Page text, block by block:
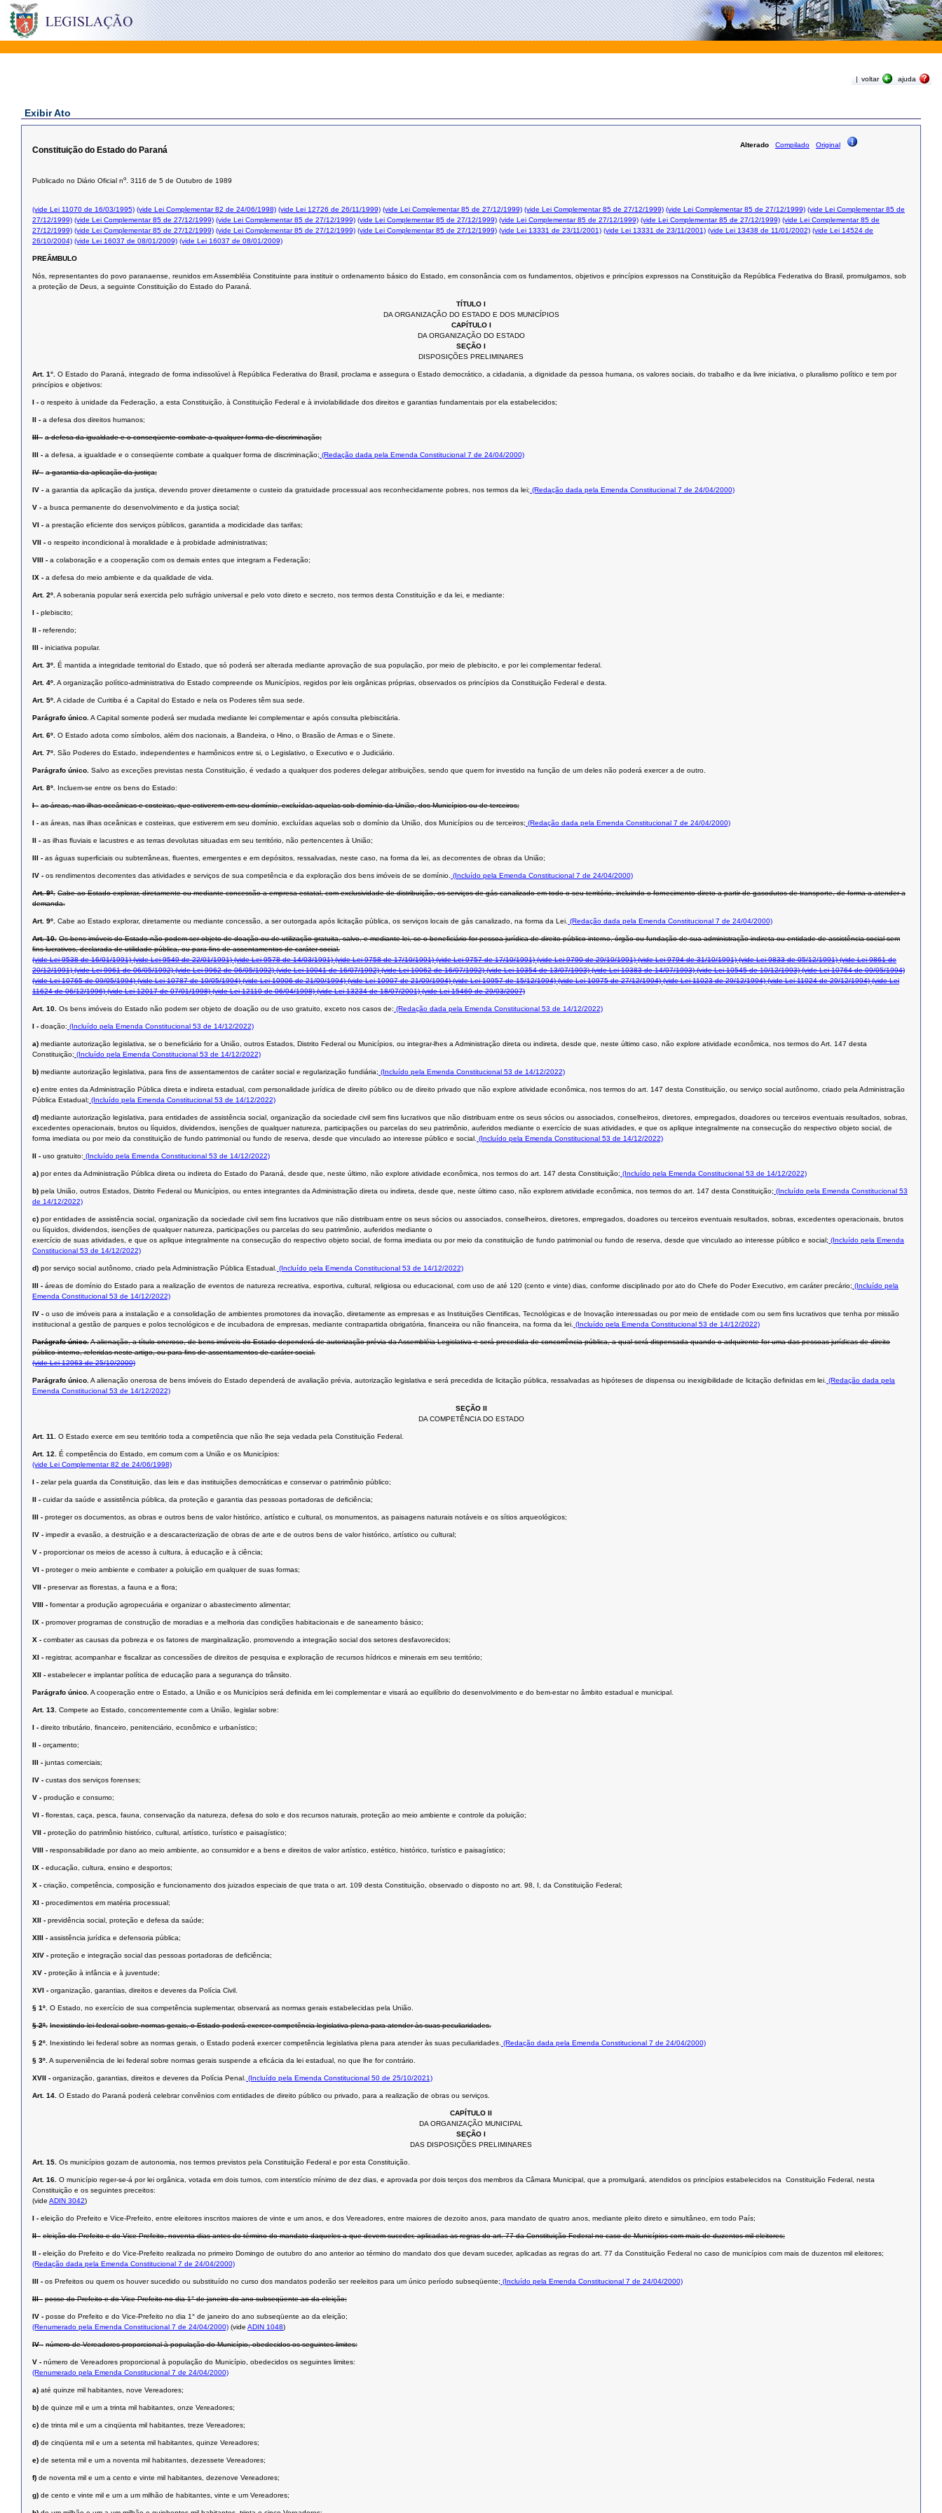
| voltar ajuda
Exibir Ato
Alterado Compilado Original
Constituição do Estado do Paraná
Publicado no Diário Oficial no. 3116 de 5 de Outubro de 1989
(vide Lei 11070 de 16/03/1995) (vide Lei Complementar 82 de 24/06/1998) (vide Lei 12726 de 26/11/1999) (vide Lei Complementar 85 de 27/12/1999) (vide Lei Complementar 85 de 27/12/1999) (vide Lei Complementar 85 de 27/12/1999) (vide Lei Complementar 85 de
27/12/1999) (vide Lei Complementar 85 de 27/12/1999) (vide Lei Complementar 85 de 27/12/1999) (vide Lei Complementar 85 de 27/12/1999) (vide Lei Complementar 85 de 27/12/1999) (vide Lei Complementar 85 de 27/12/1999) (vide Lei Complementar 85 de
27/12/1999) (vide Lei Complementar 85 de 27/12/1999) (vide Lei Complementar 85 de 27/12/1999) (vide Lei Complementar 85 de 27/12/1999) (vide Lei 13331 de 23/11/2001) (vide Lei 13331 de 23/11/2001) (vide Lei 13438 de 11/01/2002) (vide Lei 14524 de
26/10/2004) (vide Lei 16037 de 08/01/2009) (vide Lei 16037 de 08/01/2009)
PREÂMBULO
Nós, representantes do povo paranaense, reunidos em Assembléia Constituinte para instituir o ordenamento básico do Estado, em consonância com os fundamentos, objetivos e princípios expressos na Constituição da República Federativa do Brasil, promulgamos, sob
a proteção de Deus, a seguinte Constituição do Estado do Paraná.
TÍTULO I
DA ORGANIZAÇÃO DO ESTADO E DOS MUNICÍPIOS
CAPÍTULO I
DA ORGANIZAÇÃO DO ESTADO
SEÇÃO I
DISPOSIÇÕES PRELIMINARES
Art. 1°. O Estado do Paraná, integrado de forma indissolúvel à República Federativa do Brasil, proclama e assegura o Estado democrático, a cidadania, a dignidade da pessoa humana, os valores sociais, do trabalho e da livre iniciativa, o pluralismo político e tem por
princípios e objetivos:
I - o respeito à unidade da Federação, a esta Constituição, à Constituição Federal e à inviolabilidade dos direitos e garantias fundamentais por ela estabelecidos;
II - a defesa dos direitos humanos;
III - a defesa da igualdade e o conseqüente combate a qualquer forma de discriminação;
III - a defesa, a igualdade e o conseqüente combate a qualquer forma de discriminação; (Redação dada pela Emenda Constitucional 7 de 24/04/2000)
IV - a garantia da aplicação da justiça;
IV - a garantia da aplicação da justiça, devendo prover diretamente o custeio da gratuidade processual aos reconhecidamente pobres, nos termos da lei; (Redação dada pela Emenda Constitucional 7 de 24/04/2000)
V - a busca permanente do desenvolvimento e da justiça social;
VI - a prestação eﬁciente dos serviços públicos, garantida a modicidade das tarifas;
VII - o respeito incondicional à moralidade e à probidade administrativas;
VIII - a colaboração e a cooperação com os demais entes que integram a Federação;
IX - a defesa do meio ambiente e da qualidade de vida.
Art. 2º. A soberania popular será exercida pelo sufrágio universal e pelo voto direto e secreto, nos termos desta Constituição e da lei, e mediante:
I - plebiscito;
II - referendo;
III - iniciativa popular.
Art. 3º. É mantida a integridade territorial do Estado, que só poderá ser alterada mediante aprovação de sua população, por meio de plebiscito, e por lei complementar federal.
Art. 4º. A organização político-administrativa do Estado compreende os Municípios, regidos por leis orgânicas próprias, observados os princípios da Constituição Federal e desta.
Art. 5º. A cidade de Curitiba é a Capital do Estado e nela os Poderes têm sua sede.
Parágrafo único. A Capital somente poderá ser mudada mediante lei complementar e após consulta plebiscitária.
Art. 6º. O Estado adota como símbolos, além dos nacionais, a Bandeira, o Hino, o Brasão de Armas e o Sinete.
Art. 7º. São Poderes do Estado, independentes e harmônicos entre si, o Legislativo, o Executivo e o Judiciário.
Parágrafo único. Salvo as exceções previstas nesta Constituição, é vedado a qualquer dos poderes delegar atribuições, sendo que quem for investido na função de um deles não poderá exercer a de outro.
Art. 8º. Incluem-se entre os bens do Estado:
I - as áreas, nas ilhas oceânicas e costeiras, que estiverem em seu domínio, excluídas aquelas sob domínio da União, dos Municípios ou de terceiros;
I - as áreas, nas ilhas oceânicas e costeiras, que estiverem em seu domínio, excluídas aquelas sob o domínio da União, dos Municípios ou de terceiros; (Redação dada pela Emenda Constitucional 7 de 24/04/2000)
II - as ilhas ﬂuviais e lacustres e as terras devolutas situadas em seu território, não pertencentes à União;
III - as águas superﬁciais ou subterrâneas, ﬂuentes, emergentes e em depósitos, ressalvadas, neste caso, na forma da lei, as decorrentes de obras da União;
IV - os rendimentos decorrentes das atividades e serviços de sua competência e da exploração dos bens imóveis de se domínio. (Incluído pela Emenda Constitucional 7 de 24/04/2000)
Art. 9º. Cabe ao Estado explorar, diretamente ou mediante concessão a empresa estatal, com exclusividade de distribuição, os serviços de gás canalizado em todo o seu território, incluindo o fornecimento direto a partir de gasodutos de transporte, de forma a atender a
demanda.
Art. 9º. Cabe ao Estado explorar, diretamente ou mediante concessão, a ser outorgada após licitação pública, os serviços locais de gás canalizado, na forma da Lei. (Redação dada pela Emenda Constitucional 7 de 24/04/2000)
Art. 10. Os bens imóveis do Estado não podem ser objeto de doação ou de utilização gratuita, salvo, e mediante lei, se o beneﬁciário for pessoa jurídica de direito público interno, órgão ou fundação de sua administração indireta ou entidade de assistência social sem
ﬁns lucrativos, declarada de utilidade pública, ou para ﬁns de assentamentos de caráter social.
(vide Lei 9538 de 16/01/1991)(vide Lei 9549 de 22/01/1991)(vide Lei 9578 de 14/03/1991)(vide Lei 9758 de 17/10/1991)(vide Lei 9757 de 17/10/1991)(vide Lei 9790 de 29/10/1991)(vide Lei 9794 de 31/10/1991)(vide Lei 9833 de 05/12/1991)(vide Lei 9861 de
20/12/1991)(vide Lei 9961 de 06/05/1992)(vide Lei 9962 de 06/05/1992)(vide Lei 10041 de 16/07/1992)(vide Lei 10062 de 16/07/1992)(vide Lei 10354 de 13/07/1993)(vide Lei 10383 de 14/07/1993)(vide Lei 10545 de 10/12/1993)(vide Lei 10764 de 09/05/1994)
(vide Lei 10765 de 09/05/1994)(vide Lei 10787 de 10/05/1994)(vide Lei 10906 de 21/09/1994)(vide Lei 10907 de 21/09/1994)(vide Lei 10957 de 15/12/1994)(vide Lei 10975 de 27/12/1994)(vide Lei 11023 de 29/12/1994)(vide Lei 11024 de 29/12/1994)(vide Lei
11624 de 06/12/1996)(vide Lei 12017 de 07/01/1998)(vide Lei 12110 de 06/04/1998)(vide Lei 13234 de 18/07/2001)(vide Lei 15469 de 29/03/2007)
Art. 10. Os bens imóveis do Estado não podem ser objeto de doação ou de uso gratuito, exceto nos casos de: (Redação dada pela Emenda Constitucional 53 de 14/12/2022)
I - doação: (Incluído pela Emenda Constitucional 53 de 14/12/2022)
a) mediante autorização legislativa, se o beneficiário for a União, outros Estados, Distrito Federal ou Municípios, ou integrar-lhes a Administração direta ou indireta, desde que, neste último caso, não explore atividade econômica, nos termos do Art. 147 desta
Constituição; (Incluído pela Emenda Constitucional 53 de 14/12/2022)
b) mediante autorização legislativa, para fins de assentamentos de caráter social e regularização fundiária; (Incluído pela Emenda Constitucional 53 de 14/12/2022)
c) entre entes da Administração Pública direta e indireta estadual, com personalidade jurídica de direito público ou de direito privado que não explore atividade econômica, nos termos do art. 147 desta Constituição, ou serviço social autônomo, criado pela Administração
Pública Estadual; (Incluído pela Emenda Constitucional 53 de 14/12/2022)
d) mediante autorização legislativa, para entidades de assistência social, organização da sociedade civil sem fins lucrativos que não distribuam entre os seus sócios ou associados, conselheiros, diretores, empregados, doadores ou terceiros eventuais resultados, sobras,
excedentes operacionais, brutos ou líquidos, dividendos, isenções de qualquer natureza, participações ou parcelas do seu patrimônio, auferidos mediante o exercício de suas atividades, e que os aplique integralmente na consecução do respectivo objeto social, de
forma imediata ou por meio da constituição de fundo patrimonial ou fundo de reserva, desde que vinculado ao interesse público e social. (Incluído pela Emenda Constitucional 53 de 14/12/2022)
II - uso gratuito: (Incluído pela Emenda Constitucional 53 de 14/12/2022)
a) por entes da Administração Pública direta ou indireta do Estado do Paraná, desde que, neste último, não explore atividade econômica, nos termos do art. 147 desta Constituição; (Incluído pela Emenda Constitucional 53 de 14/12/2022)
b) pela União, outros Estados, Distrito Federal ou Municípios, ou entes integrantes da Administração direta ou indireta, desde que, neste último caso, não explorem atividade econômica, nos termos do art. 147 desta Constituição; (Incluído pela Emenda Constitucional 53
de 14/12/2022)
c) por entidades de assistência social, organização da sociedade civil sem fins lucrativos que não distribuam entre os seus sócios ou associados, conselheiros, diretores, empregados, doadores ou terceiros eventuais resultados, sobras, excedentes operacionais, brutos
ou líquidos, dividendos, isenções de qualquer natureza, participações ou parcelas do seu patrimônio, auferidos mediante o
exercício de suas atividades, e que os aplique integralmente na consecução do respectivo objeto social, de forma imediata ou por meio da constituição de fundo patrimonial ou fundo de reserva, desde que vinculado ao interesse público e social; (Incluído pela Emenda
Constitucional 53 de 14/12/2022)
d) por serviço social autônomo, criado pela Administração Pública Estadual. (Incluído pela Emenda Constitucional 53 de 14/12/2022)
III - áreas de domínio do Estado para a realização de eventos de natureza recreativa, esportiva, cultural, religiosa ou educacional, com uso de até 120 (cento e vinte) dias, conforme disciplinado por ato do Chefe do Poder Executivo, em caráter precário; (Incluído pela
Emenda Constitucional 53 de 14/12/2022)
IV - o uso de imóveis para a instalação e a consolidação de ambientes promotores da inovação, diretamente as empresas e as Instituições Cientificas, Tecnológicas e de Inovação interessadas ou por meio de entidade com ou sem fins lucrativos que tenha por missão
institucional a gestão de parques e polos tecnológicos e de incubadora de empresas, mediante contrapartida obrigatória, financeira ou não financeira, na forma da lei. (Incluído pela Emenda Constitucional 53 de 14/12/2022)
Parágrafo único.A alienação, a título oneroso, de bens imóveis do Estado dependerá de autorização prévia da Assembléia Legislativa e será precedida de concorrência pública, a qual será dispensada quando o adquirente for uma das pessoas jurídicas de direito
público interno, referidas neste artigo, ou para ﬁns de assentamentos de caráter social.
(vide Lei 12963 de 25/10/2000)
Parágrafo único. A alienação onerosa de bens imóveis do Estado dependerá de avaliação prévia, autorização legislativa e será precedida de licitação pública, ressalvadas as hipóteses de dispensa ou inexigibilidade de licitação definidas em lei. (Redação dada pela
Emenda Constitucional 53 de 14/12/2022)
SEÇÃO II
DA COMPETÊNCIA DO ESTADO
Art. 11. O Estado exerce em seu território toda a competência que não lhe seja vedada pela Constituição Federal.
Art. 12.
É competência do Estado, em comum com a União e os Municípios:
(vide Lei Complementar 82 de 24/06/1998)
I - zelar pela guarda da Constituição, das leis e das instituições democráticas e conservar o patrimônio público;
II - cuidar da saúde e assistência pública, da proteção e garantia das pessoas portadoras de deﬁciência;
III - proteger os documentos, as obras e outros bens de valor histórico, artístico e cultural, os monumentos, as paisagens naturais notáveis e os sítios arqueológicos;
IV - impedir a evasão, a destruição e a descaracterização de obras de arte e de outros bens de valor histórico, artístico ou cultural;
V - proporcionar os meios de acesso à cultura, à educação e à ciência;
VI - proteger o meio ambiente e combater a poluição em qualquer de suas formas;
VII - preservar as ﬂorestas, a fauna e a ﬂora;
VIII - fomentar a produção agropecuária e organizar o abastecimento alimentar;
IX - promover programas de construção de moradias e a melhoria das condições habitacionais e de saneamento básico;
X - combater as causas da pobreza e os fatores de marginalização, promovendo a integração social dos setores desfavorecidos;
XI - registrar, acompanhar e ﬁscalizar as concessões de direitos de pesquisa e exploração de recursos hídricos e minerais em seu território;
XII - estabelecer e implantar política de educação para a segurança do trânsito.
Parágrafo único. A cooperação entre o Estado, a União e os Municípios será deﬁnida em lei complementar e visará ao equilíbrio do desenvolvimento e do bem-estar no âmbito estadual e municipal.
Art. 13. Compete ao Estado, concorrentemente com a União, legislar sobre:
I - direito tributário, ﬁnanceiro, penitenciário, econômico e urbanístico;
II - orçamento;
III - juntas comerciais;
IV - custas dos serviços forenses;
V - produção e consumo;
VI - ﬂorestas, caça, pesca, fauna, conservação da natureza, defesa do solo e dos recursos naturais, proteção ao meio ambiente e controle da poluição;
VII - proteção do patrimônio histórico, cultural, artístico, turístico e paisagístico;
VIII - responsabilidade por dano ao meio ambiente, ao consumidor e a bens e direitos de valor artístico, estético, histórico, turístico e paisagístico;
IX - educação, cultura, ensino e desportos;
X - criação, competência, composição e funcionamento dos juizados especiais de que trata o art. 109 desta Constituição, observado o disposto no art. 98, I, da Constituição Federal;
XI - procedimentos em matéria processual;
XII - previdência social, proteção e defesa da saúde;
XIII - assistência jurídica e defensoria pública;
XIV - proteção e integração social das pessoas portadoras de deﬁciência;
XV - proteção à infância e à juventude;
XVI - organização, garantias, direitos e deveres da Polícia Civil.
§ 1º. O Estado, no exercício de sua competência suplementar, observará as normas gerais estabelecidas pela União.
§ 2º. Inexistindo lei federal sobre normas gerais, o Estado poderá exercer competência legislativa plena para atender às suas peculiaridades.
§ 2º. Inexistindo lei federal sobre as normas gerais, o Estado poderá exercer competência legislativa plena para atender às suas peculiaridades. (Redação dada pela Emenda Constitucional 7 de 24/04/2000)
§ 3º. A superveniência de lei federal sobre normas gerais suspende a eﬁcácia da lei estadual, no que lhe for contrário.
XVII - organização, garantias, direitos e deveres da Polícia Penal. (Incluído pela Emenda Constitucional 50 de 25/10/2021)
Art. 14. O Estado do Paraná poderá celebrar convênios com entidades de direito público ou privado, para a realização de obras ou serviços.
CAPÍTULO II
DA ORGANIZAÇÃO MUNICIPAL
SEÇÃO I
DAS DISPOSIÇÕES PRELIMINARES
Art. 15. Os municípios gozam de autonomia, nos termos previstos pela Constituição Federal e por esta Constituição.
Art. 16. O município reger-se-á por lei orgânica, votada em dois turnos, com interstício mínimo de dez dias, e aprovada por dois terços dos membros da Câmara Municipal, que a promulgará, atendidos os princípios estabelecidos na Constituição Federal, nesta
Constituição e os seguintes preceitos:
(vide ADIN 3042)
I - eleição do Prefeito e Vice-Prefeito, entre eleitores inscritos maiores de vinte e um anos, e dos Vereadores, entre maiores de dezoito anos, para mandato de quatro anos, mediante pleito direto e simultâneo, em todo País;
II - eleição do Prefeito e do Vice-Prefeito, noventa dias antes do término do mandato daqueles a que devem suceder, aplicadas as regras do art. 77 da Constituição Federal no caso de Municípios com mais de duzentos mil eleitores;
II - eleição do Prefeito e do Vice-Prefeito realizada no primeiro Domingo de outubro do ano anterior ao término do mandato dos que devam suceder, aplicadas as regras do art. 77 da Constituição Federal no caso de municípios com mais de duzentos mil eleitores;
(Redação dada pela Emenda Constitucional 7 de 24/04/2000)
III - os Prefeitos ou quem os houver sucedido ou substituído no curso dos mandatos poderão ser reeleitos para um único período subseqüente; (Incluído pela Emenda Constitucional 7 de 24/04/2000)
III - posse do Prefeito e do Vice-Prefeito no dia 1° de janeiro do ano subseqüente ao da eleição;
IV - posse do Prefeito e do Vice-Prefeito no dia 1° de janeiro do ano subseqüente ao da eleição;
(Renumerado pela Emenda Constitucional 7 de 24/04/2000) (vide ADIN 1048)
IV - número de Vereadores proporcional à população do Município, obedecidos os seguintes limites:
V - número de Vereadores proporcional à população do Município, obedecidos os seguintes limites:
(Renumerado pela Emenda Constitucional 7 de 24/04/2000)
a) até quinze mil habitantes, nove Vereadores;
b) de quinze mil e um a trinta mil habitantes, onze Vereadores;
c) de trinta mil e um a cinqüenta mil habitantes, treze Vereadores;
d) de cinqüenta mil e um a setenta mil habitantes, quinze Vereadores;
e) de setenta mil e um a noventa mil habitantes, dezessete Vereadores;
f) de noventa mil e um a cento e vinte mil habitantes, dezenove Vereadores;
g) de cento e vinte mil e um a um milhão de habitantes, vinte e um Vereadores;